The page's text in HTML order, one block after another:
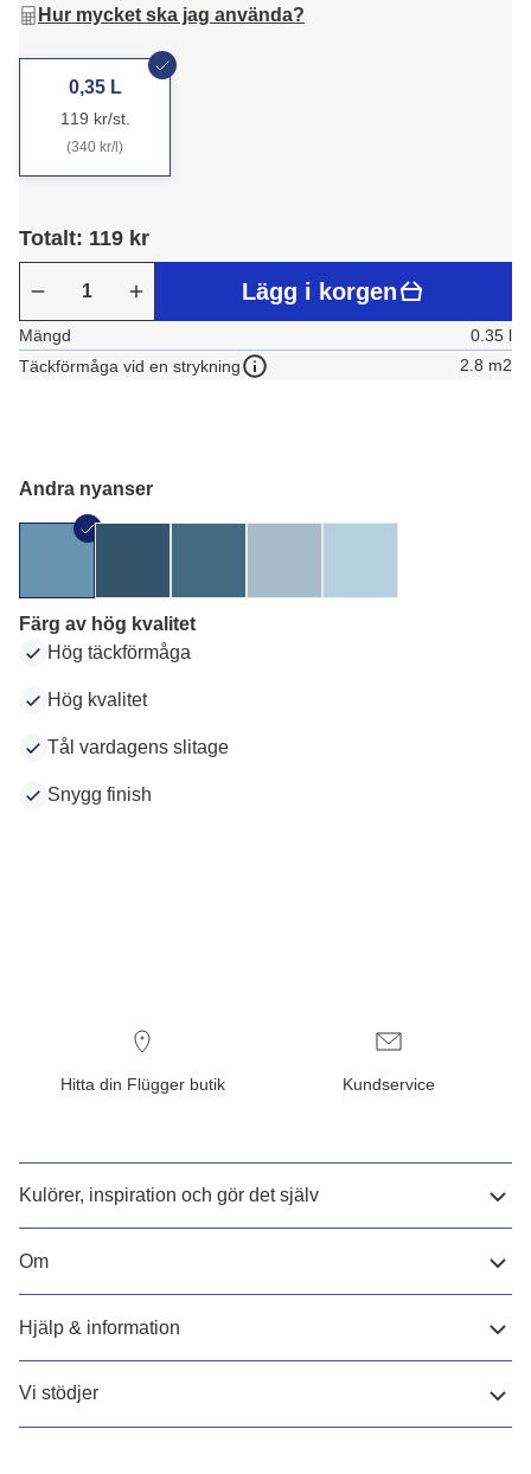
Hur mycket ska jag använda?
0,35 L
119 kr/st.
(340 kr/l)
Totalt: 119 kr
Lägg i korgen
Mängd
0.35 l
Täckförmåga vid en strykning
2.8 m2
Andra nyanser
Färg av hög kvalitet
Hög täckförmåga
Hög kvalitet
Tål vardagens slitage
Snygg finish
Hitta din Flügger butik Kundservice
Kulörer, inspiration och gör det själv
Om
Hjälp & information
Vi stödjer